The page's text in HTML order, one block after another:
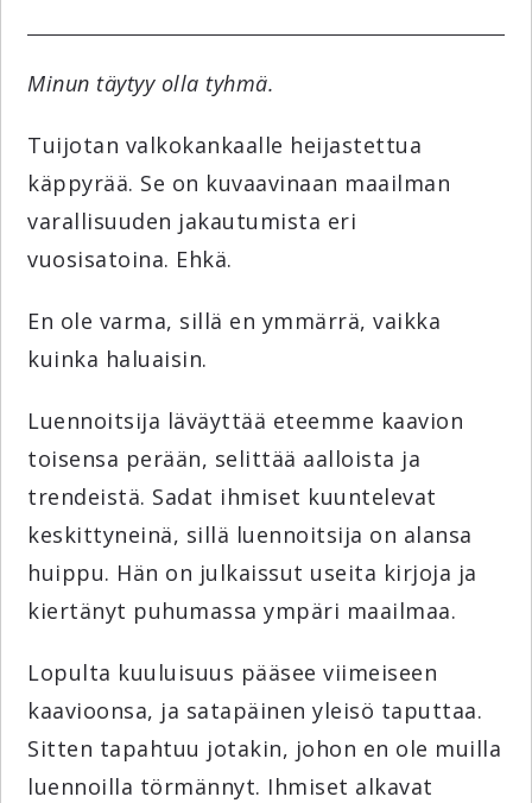
Minun täytyy olla tyhmä.
Tuijotan valkokankaalle heijastettua
käppyrää. Se on kuvaavinaan maailman
varallisuuden jakautumista eri
vuosisatoina. Ehkä.
En ole varma, sillä en ymmärrä, vaikka
kuinka haluaisin.
Luennoitsija läväyttää eteemme kaavion
toisensa perään, selittää aalloista ja
trendeistä. Sadat ihmiset kuuntelevat
keskittyneinä, sillä luennoitsija on alansa
huippu. Hän on julkaissut useita kirjoja ja
kiertänyt puhumassa ympäri maailmaa.
Lopulta kuuluisuus pääsee viimeiseen
kaavioonsa, ja satapäinen yleisö taputtaa.
Sitten tapahtuu jotakin, johon en ole muilla
luennoilla törmännyt. Ihmiset alkavat